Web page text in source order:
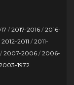
/ 2017-2016 / 2016-
2012-2011 / 2011-
/ 2007-2006/ 2006-
1972